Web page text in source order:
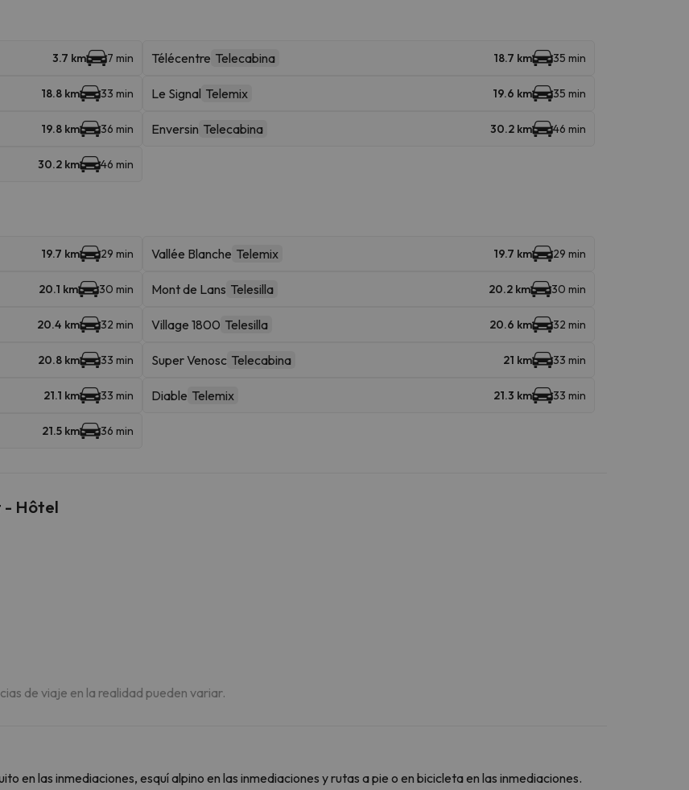
3.7 km 7 min Télécentre Telecabina 18.7 km 35 min
18.8 km 33 min Le Signal Telemix 19.6 km 35 min
19.8 km 36 min Enversin Telecabina 30.2 km 46 min
30.2 km 46 min
19.7 km 29 min Vallée Blanche Telemix 19.7 km 29 min
20.1 km 30 min Mont de Lans Telesilla 20.2 km 30 min
20.4 km 32 min Village 1800 Telesilla 20.6 km 32 min
20.8 km 33 min Super Venosc Telecabina 21 km 33 min
21.1 km 33 min Diable Telemix 21.3 km 33 min
21.5 km 36 min
- Hôtel
de viaje en la realidad pueden variar.
en las inmediaciones, esquí alpino en las inmediaciones y rutas a pie o en bicicleta en las inmediaciones.